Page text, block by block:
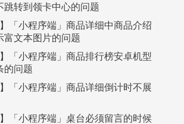
跳转到领卡中心的问题
「小程序端」商品详细中商品介绍
富文本图片的问题
「小程序端」商品排行榜安卓机型
的问题
「小程序端」商品详细倒计时不展
「小程序端」桌台必须留言的时候